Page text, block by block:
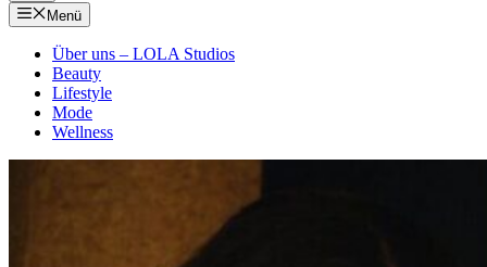
Menü
Über uns – LOLA Studios
Beauty
Lifestyle
Mode
Wellness